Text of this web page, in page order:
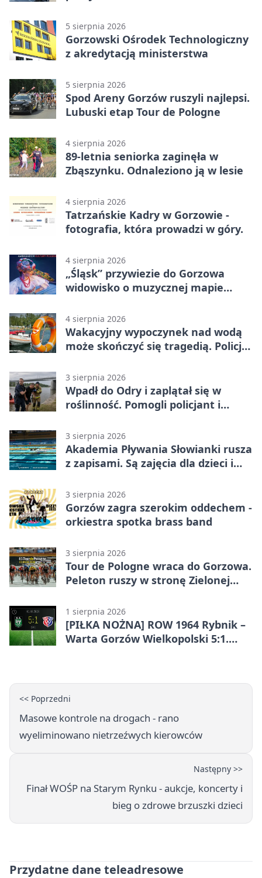
5 sierpnia 2026
Gorzowski Ośrodek Technologiczny
z akredytacją ministerstwa
5 sierpnia 2026
Spod Areny Gorzów ruszyli najlepsi.
Lubuski etap Tour de Pologne
4 sierpnia 2026
89-letnia seniorka zaginęła w
Zbąszynku. Odnaleziono ją w lesie
4 sierpnia 2026
Tatrzańskie Kadry w Gorzowie -
fotografia, która prowadzi w góry.
4 sierpnia 2026
„Śląsk” przywiezie do Gorzowa
widowisko o muzycznej mapie
4 sierpnia 2026
Wakacyjny wypoczynek nad wodą
może skończyć się tragedią. Policja
3 sierpnia 2026
Wpadł do Odry i zaplątał się w
roślinność. Pomogli policjant i
3 sierpnia 2026
Akademia Pływania Słowianki rusza
z zapisami. Są zajęcia dla dzieci i
3 sierpnia 2026
Gorzów zagra szerokim oddechem -
orkiestra spotka brass band
3 sierpnia 2026
Tour de Pologne wraca do Gorzowa.
Peleton ruszy w stronę Zielonej
1 sierpnia 2026
[PIŁKA NOŻNA] ROW 1964 Rybnik –
Warta Gorzów Wielkopolski 5:1.
<< Poprzedni
Masowe kontrole na drogach - rano
wyeliminowano nietrzeźwych kierowców
Następny >>
Finał WOŚP na Starym Rynku - aukcje, koncerty i
bieg o zdrowe brzuszki dzieci
Przydatne dane teleadresowe